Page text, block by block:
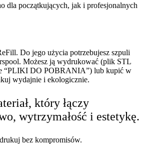
dla początkujących, jak i profesjonalnych
Do jego użycia potrzebujesz szpuli
Możesz ją wydrukować (plik STL
“PLIKI DO POBRANIA”) lub kupić w
wydajnie i ekologicznie.
który łączy
wytrzymałość i estetykę.
bez kompromisów.